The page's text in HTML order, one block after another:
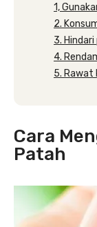
1,
2.
3.
4.
5. Rawat
Cara
Patah